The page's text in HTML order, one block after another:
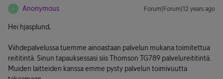
A Anonymous Forum|Forum|12 years ago
Hei hjasplund,
Viihdepalvelussa tuemme ainoastaan palvelun mukana toimitettua
reititintä. Sinun tapauksessasi siis Thomson TG789 palvelureititintä.
Muiden laitteiden kanssa emme pysty palvelun toimivuutta